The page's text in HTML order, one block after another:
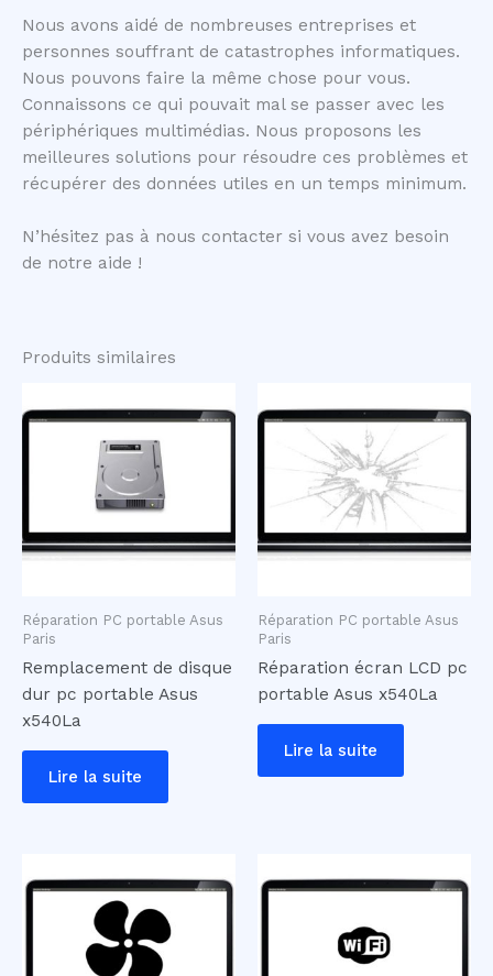
Nous avons aidé de nombreuses entreprises et
personnes souffrant de catastrophes informatiques.
Nous pouvons faire la même chose pour vous.
Connaissons ce qui pouvait mal se passer avec les
périphériques multimédias. Nous proposons les
meilleures solutions pour résoudre ces problèmes et
récupérer des données utiles en un temps minimum.
N’hésitez pas à nous contacter si vous avez besoin
de notre aide !
Produits similaires
Réparation PC portable Asus
Paris
Remplacement de disque
dur pc portable Asus
x540La
Lire la suite
Réparation PC portable Asus
Paris
Réparation écran LCD pc
portable Asus x540La
Lire la suite